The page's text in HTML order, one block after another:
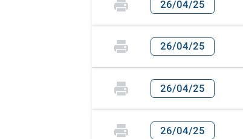
26/04/25
26/04/25
26/04/25
26/04/25